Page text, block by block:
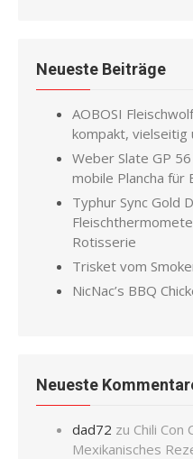
Neueste Beiträge
AOBOSI
kompakt, vielseitig
Weber Slate GP
mobile Plancha für
Typhur Sync Gold
Rotisserie
Trisket vom
NicNac’s BBQ
Neueste
dad72 zu Chili Con
Mexikanisches